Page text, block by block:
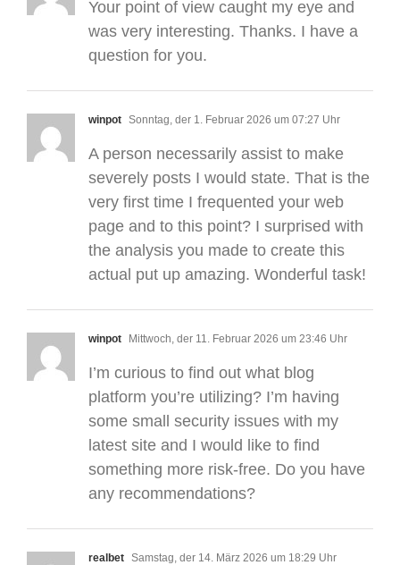
Your point of view caught my eye and
was very interesting. Thanks. I have a
question for you.
winpot Sonntag, der 1. Februar 2026 um 07:27 Uhr
A person necessarily assist to make
severely posts I would state. That is the
very first time I frequented your web
page and to this point? I surprised with
the analysis you made to create this
actual put up amazing. Wonderful task!
winpot Mittwoch, der 11. Februar 2026 um 23:46 Uhr
I’m curious to find out what blog
platform you’re utilizing? I’m having
some small security issues with my
latest site and I would like to find
something more risk-free. Do you have
any recommendations?
realbet Samstag, der 14. März 2026 um 18:29 Uhr